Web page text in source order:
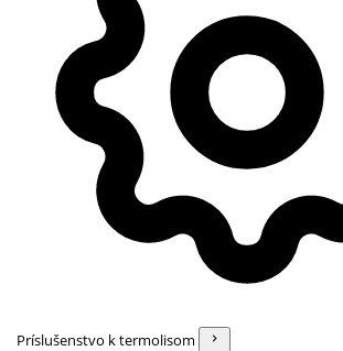
Príslušenstvo k termolisom